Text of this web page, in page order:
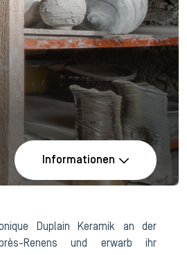
Informationen
Duplain Keramik an der
près-Renens und erwarb ihr